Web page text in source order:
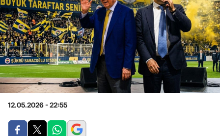
12.05.2026 - 22:55